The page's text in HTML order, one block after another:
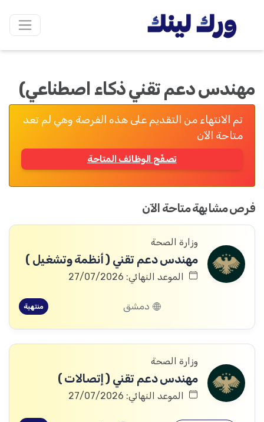
مهندس دعم تقني ذكاء اصطناعي)
تم الانتهاء من التقديم على هذه الفرصة وهي لم تعد
متاحة الآن
تصفّح الوظائف المتاحة
فرص مشابهة متاحة الآن
وزارة الصحة
مهندس دعم تقني ( أنظمة وتشغيل )
الموعد النهائي: 27/07/2026
دمشق منتهية
وزارة الصحة
مهندس دعم تقني ( إتصالات )
الموعد النهائي: 27/07/2026